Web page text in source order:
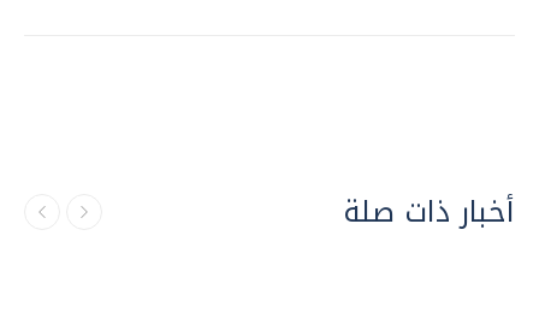
أخبار ذات صلة